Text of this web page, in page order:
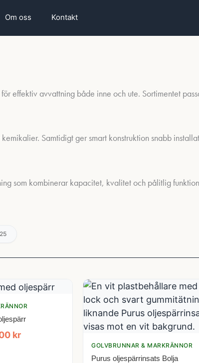
Om oss Kontakt
effektiv avvattning både inne och ute. Sortimentet
Samtidigt ger smart konstruktion snabb
som kombinerar kapacitet, kvalitet och pålitlig
25
kr
GOLVBRUNNAR & MARKRÄNNOR
Purus oljespärrinsats Bolja